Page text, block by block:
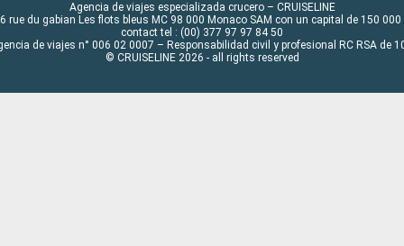
Agencia de viajes especializada crucero – CRUISELINE
rue du gabian Les flots bleus MC 98 000 Monaco SAM con un capital de 150 000
contact tel : (00) 377 97 97 84 50
de viajes n° 006 02 0007 – Responsabilidad civil y profesional RC RSA de
© CRUISELINE 2026 - all rights reserved